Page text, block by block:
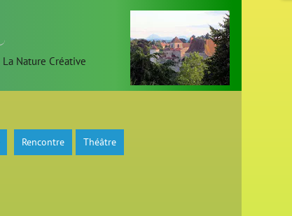
La Nature Créative
Rencontre Théâtre